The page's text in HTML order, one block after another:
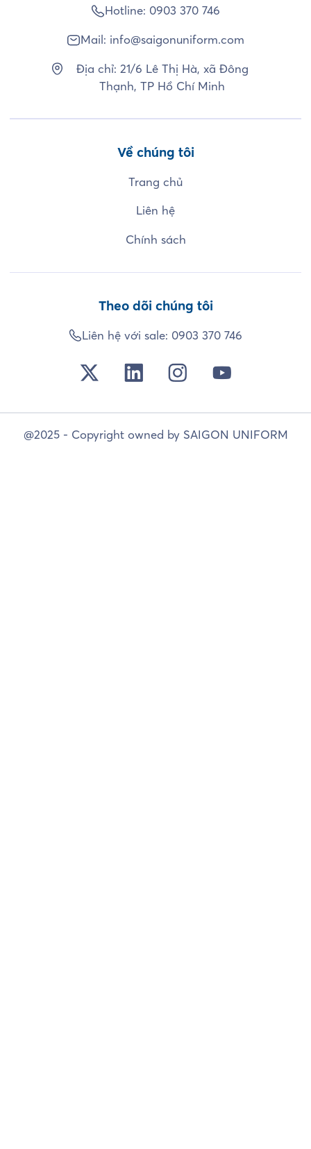
Hotline: 0903 370 746
Mail: info@saigonuniform.com
Địa chỉ: 21/6 Lê Thị Hà, xã Đông
Thạnh, TP Hồ Chí Minh
Về chúng tôi
Trang chủ
Liên hệ
Chính sách
Theo dõi chúng tôi
Liên hệ với sale: 0903 370 746
@2025 - Copyright owned by SAIGON UNIFORM